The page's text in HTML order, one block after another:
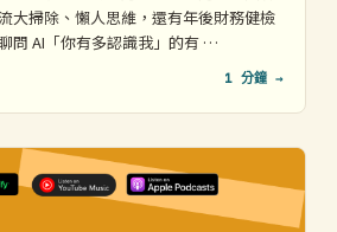
大掃除、懶人思維，還有年後財務健檢
問 AI「你有多認識我」的有 …
1 分鐘 →